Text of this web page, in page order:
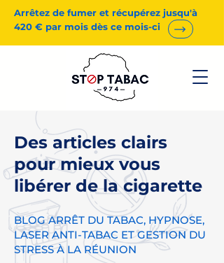
Arrêtez de fumer et récupérez jusqu'à
420 € par mois dès ce mois-ci
Des articles clairs
pour mieux vous
libérer de la cigarette
BLOG ARRÊT DU TABAC, HYPNOSE,
LASER ANTI-TABAC ET GESTION DU
STRESS À LA RÉUNION